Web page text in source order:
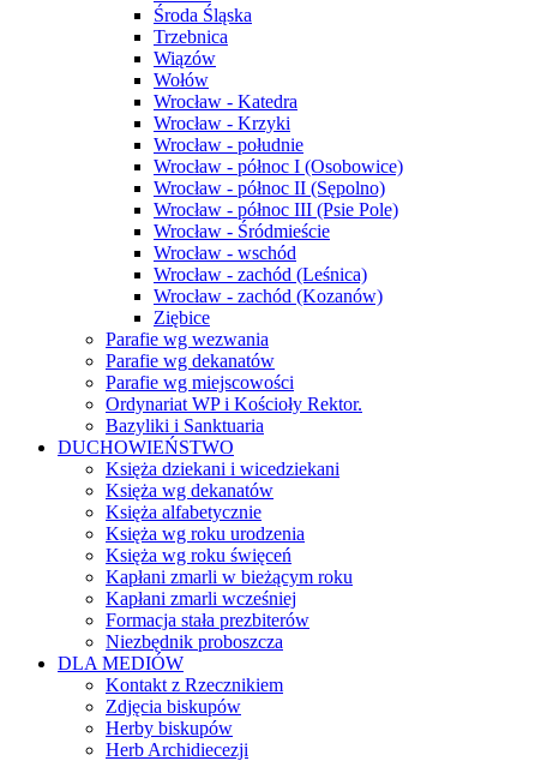
Środa Śląska
Trzebnica
Wiązów
Wołów
Wrocław - Katedra
Wrocław - Krzyki
Wrocław - południe
Wrocław - północ I (Osobowice)
Wrocław - północ II (Sępolno)
Wrocław - północ III (Psie Pole)
Wrocław - Śródmieście
Wrocław - wschód
Wrocław - zachód (Leśnica)
Wrocław - zachód (Kozanów)
Ziębice
Parafie wg wezwania
Parafie wg dekanatów
Parafie wg miejscowości
Ordynariat WP i Kościoły Rektor.
Bazyliki i Sanktuaria
DUCHOWIEŃSTWO
Księża dziekani i wicedziekani
Księża wg dekanatów
Księża alfabetycznie
Księża wg roku urodzenia
Księża wg roku święceń
Kapłani zmarli w bieżącym roku
Kapłani zmarli wcześniej
Formacja stała prezbiterów
Niezbędnik proboszcza
DLA MEDIÓW
Kontakt z Rzecznikiem
Zdjęcia biskupów
Herby biskupów
Herb Archidiecezji